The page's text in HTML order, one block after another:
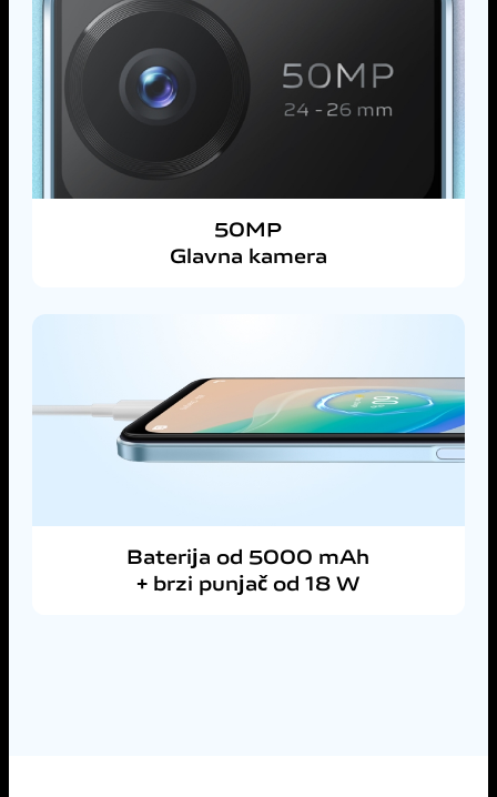
50MP
Glavna kamera
Baterija od 5000 mAh
+ brzi punjač od 18 W